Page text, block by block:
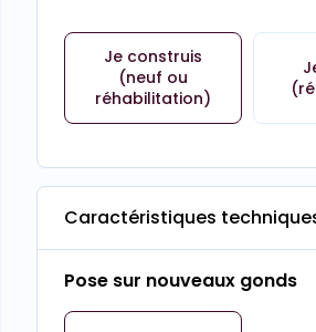
Je construis
(neuf ou
réhabilitation)
Caractéristiques
Pose sur nouveaux gonds